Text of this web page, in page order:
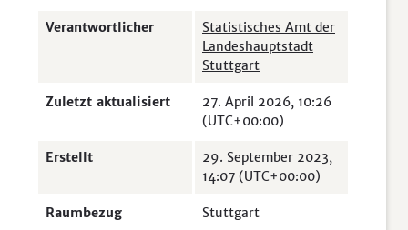
Verantwortlicher
Statistisches Amt der
Landeshauptstadt
Stuttgart
Zuletzt aktualisiert
27. April 2026, 10:26
(UTC+00:00)
Erstellt
29. September 2023,
14:07 (UTC+00:00)
Raumbezug Stuttgart